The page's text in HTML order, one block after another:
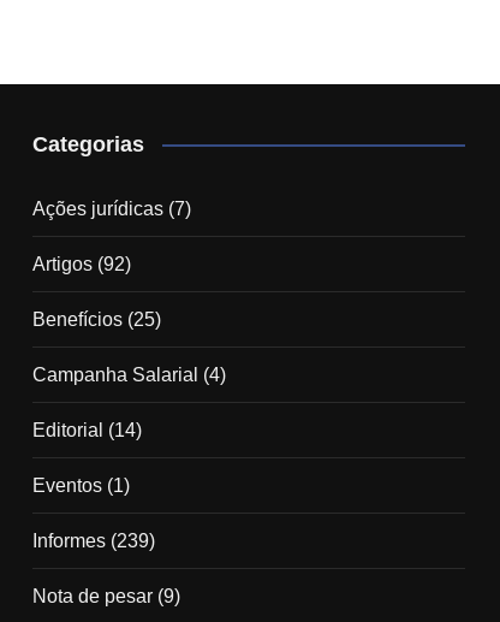
Categorias
Ações jurídicas (7)
Artigos (92)
Benefícios (25)
Campanha Salarial (4)
Editorial (14)
Eventos (1)
Informes (239)
Nota de pesar (9)